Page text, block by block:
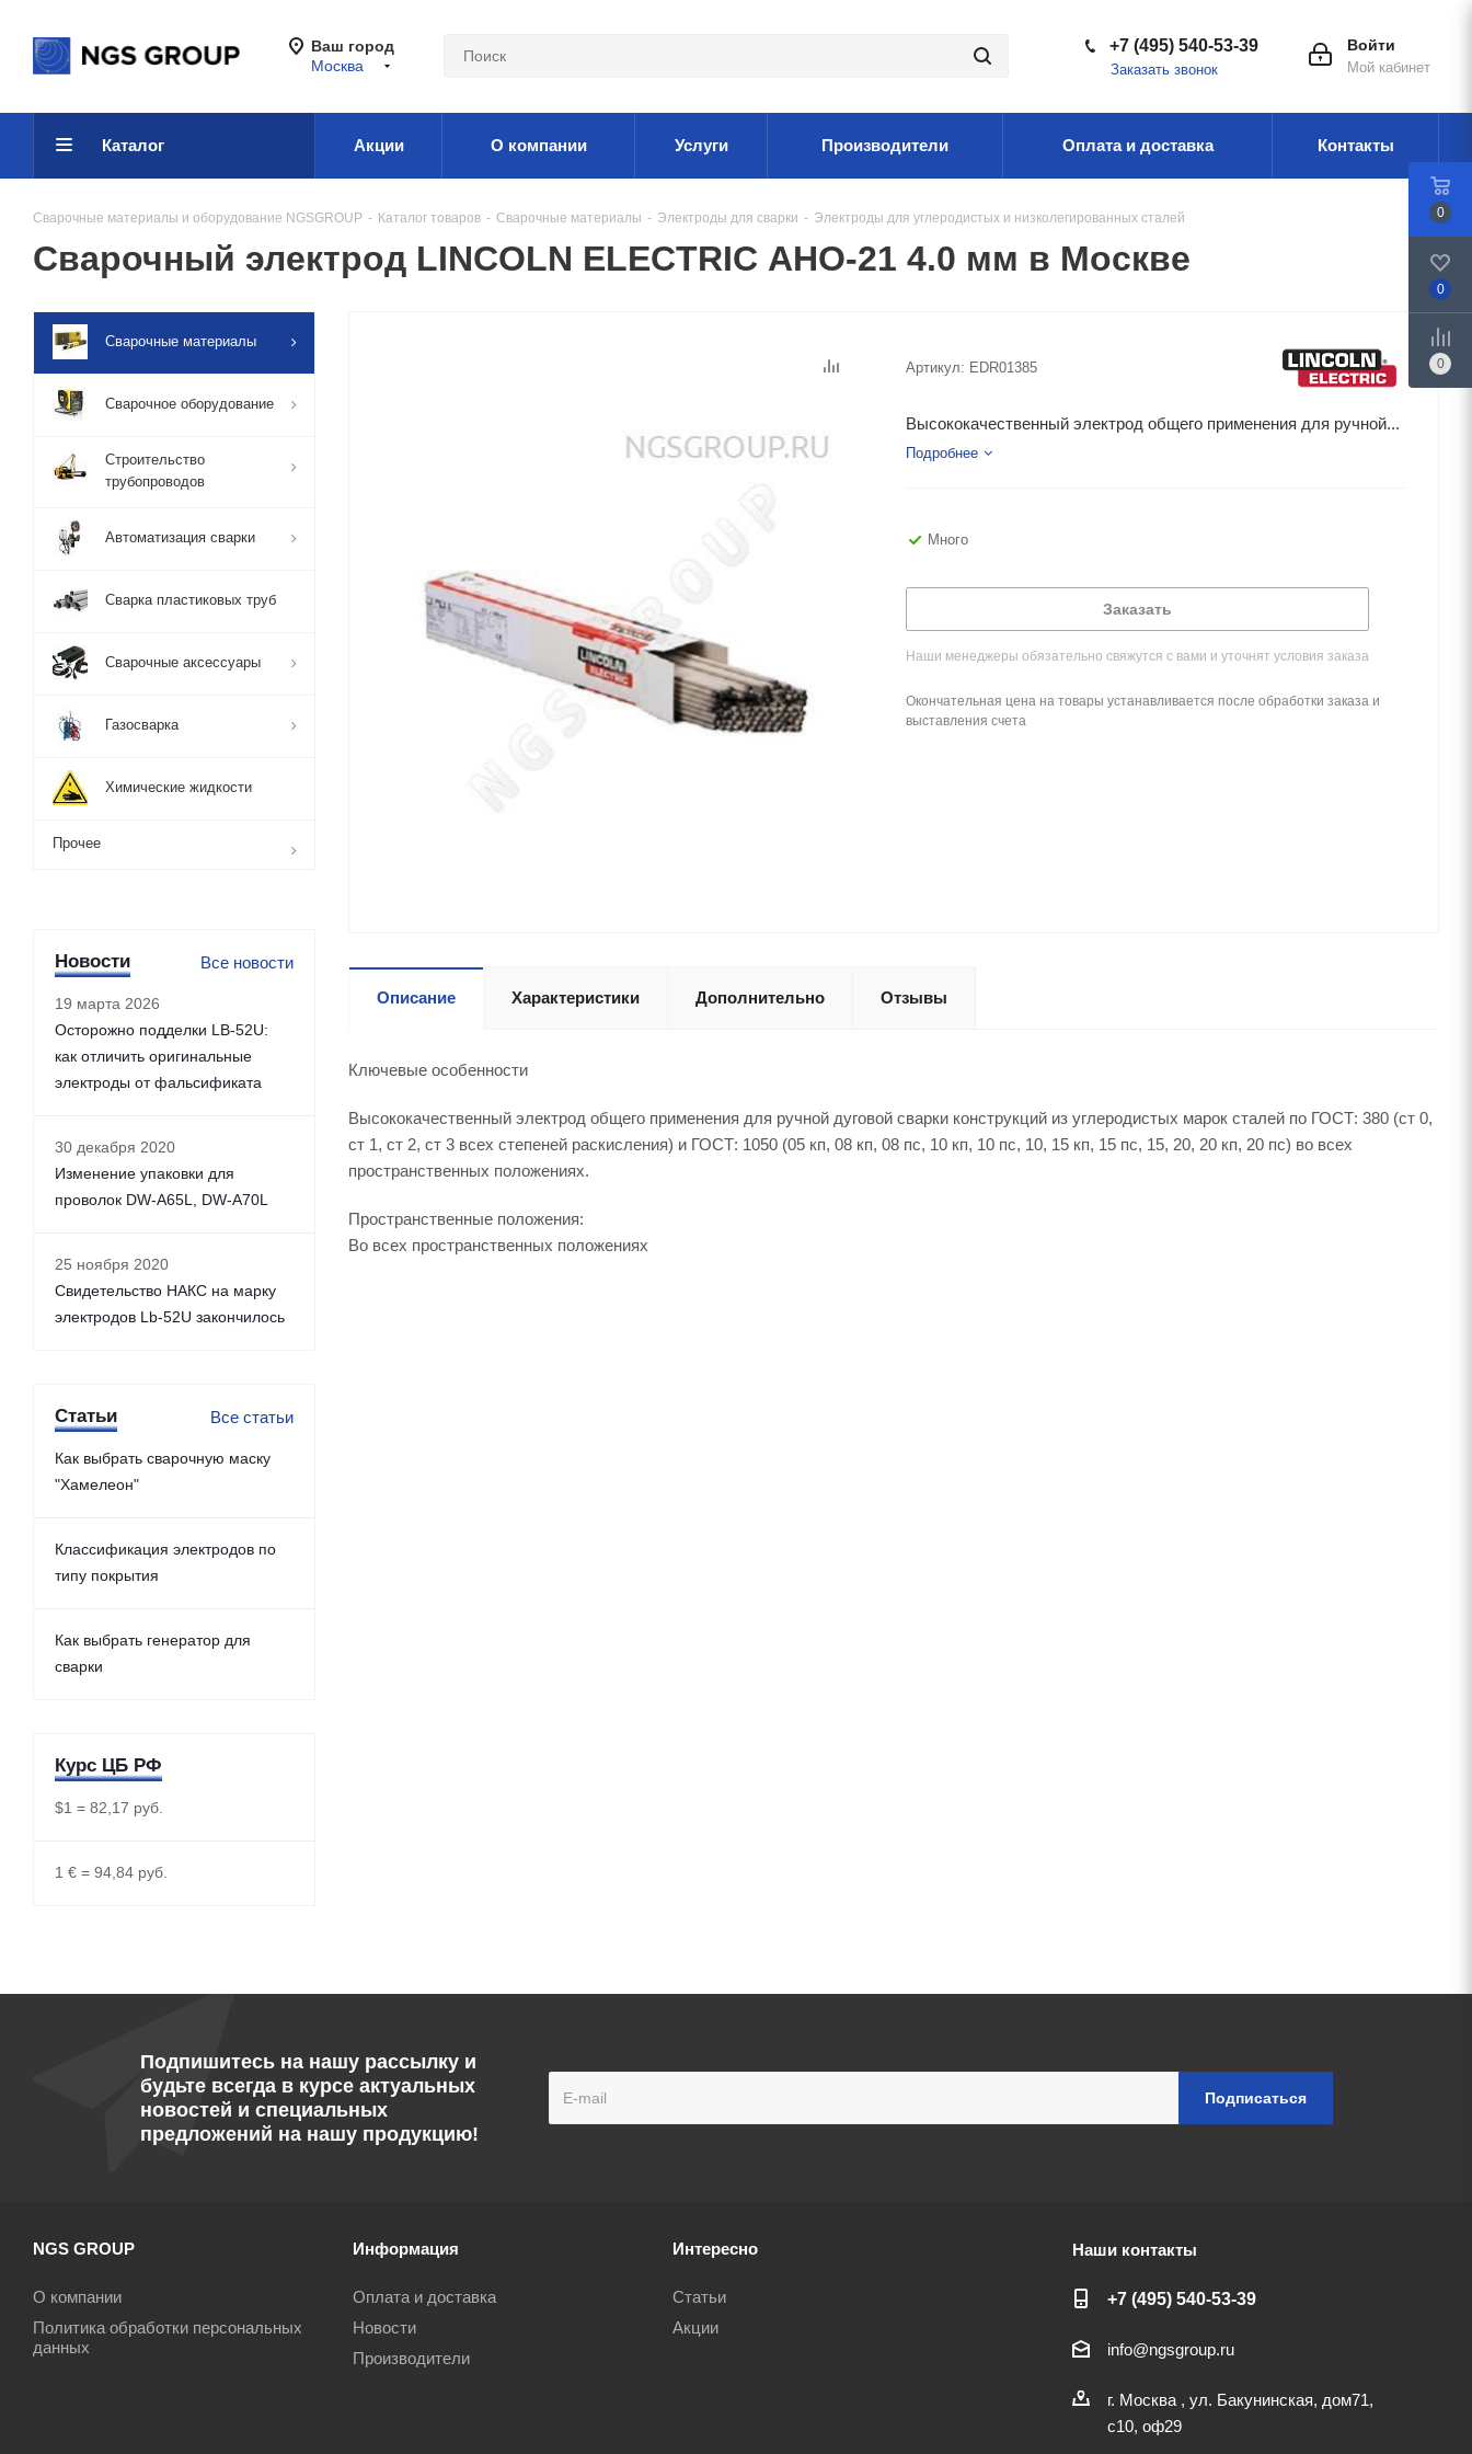
Ваш город
Москва
Войти
Мой кабинет
+7 (495) 540-53-39
Заказать звонок
Каталог Акции О компании Услуги Производители Оплата и доставка Контакты
Сварочные материалы и оборудование NGSGROUP - Каталог товаров - Сварочные материалы - Электроды для сварки - Электроды для углеродистых и низколегированных сталей
Сварочный электрод LINCOLN ELECTRIC АНО-21 4.0 мм в Москве
Артикул: EDR01385
Высококачественный электрод общего применения для ручной...
Подробнее
Много
Заказать
Наши менеджеры обязательно свяжутся с вами и уточнят условия заказа
Окончательная цена на товары устанавливается после обработки заказа и
выставления счета
Описание Характеристики Дополнительно Отзывы
Ключевые особенности
Высококачественный электрод общего применения для ручной дуговой сварки конструкций из углеродистых марок сталей по ГОСТ: 380 (ст 0,
ст 1, ст 2, ст 3 всех степеней раскисления) и ГОСТ: 1050 (05 кп, 08 кп, 08 пс, 10 кп, 10 пс, 10, 15 кп, 15 пс, 15, 20, 20 кп, 20 пс) во всех
пространственных положениях.
Пространственные положения:
Во всех пространственных положениях
Сварочные материалы
Сварочное оборудование
Строительство
трубопроводов
Автоматизация сварки
Сварка пластиковых труб
Сварочные аксессуары
Газосварка
Химические жидкости
Прочее
Новости Все новости
19 марта 2026
Осторожно подделки LB-52U:
как отличить оригинальные
электроды от фальсификата
30 декабря 2020
Изменение упаковки для
проволок DW-A65L, DW-A70L
25 ноября 2020
Свидетельство НАКС на марку
электродов Lb-52U закончилось
Статьи Все статьи
Как выбрать сварочную маску
"Хамелеон"
Классификация электродов по
типу покрытия
Как выбрать генератор для
сварки
Курс ЦБ РФ
$1 = 82,17 руб.
1 € = 94,84 руб.
Подпишитесь на нашу рассылку и
будьте всегда в курсе актуальных
новостей и специальных
предложений на нашу продукцию!
NGS GROUP
О компании
Политика обработки персональных
данных
Информация
Оплата и доставка
Новости
Производители
Интересно
Статьи
Акции
Наши контакты
+7 (495) 540-53-39
info@ngsgroup.ru
г. Москва , ул. Бакунинская, дом71,
с10, оф29
0
0
0